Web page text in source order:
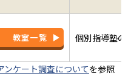
教室一覧 個別指導塾の
ンケート調査についてを参照